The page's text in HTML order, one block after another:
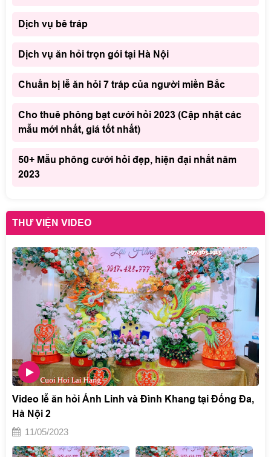
Dịch vụ bê tráp
Dịch vụ ăn hỏi trọn gói tại Hà Nội
Chuẩn bị lễ ăn hỏi 7 tráp của người miền Bắc
Cho thuê phông bạt cưới hỏi 2023 (Cập nhật các
mẫu mới nhất, giá tốt nhất)
50+ Mẫu phông cưới hỏi đẹp, hiện đại nhất năm
2023
THƯ VIỆN VIDEO
Video lễ ăn hỏi Ánh Linh và Đình Khang tại Đống Đa,
Hà Nội 2
11/05/2023